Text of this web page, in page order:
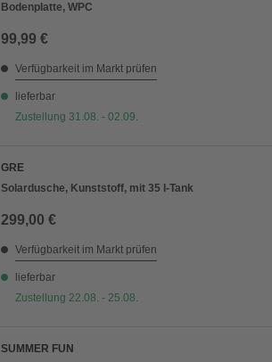
Bodenplatte, WPC
99,99 €
Verfügbarkeit im Markt prüfen
lieferbar
Zustellung 31.08. - 02.09.
GRE
Solardusche, Kunststoff, mit 35 l-Tank
299,00 €
Verfügbarkeit im Markt prüfen
lieferbar
Zustellung 22.08. - 25.08.
SUMMER FUN